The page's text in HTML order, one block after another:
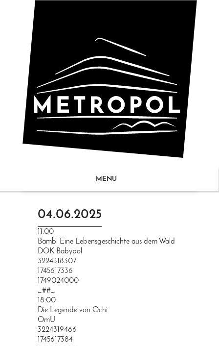
MENU
04.06.2025
11:00
Bambi Eine Lebensgeschichte aus dem Wald
DOK Babypol
3224318307
1745617336
1749024000
_##_
18:00
Die Legende von Ochi
OmU
3224319466
1745617384